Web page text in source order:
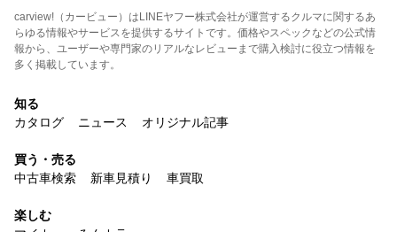
carview!（カービュー）はLINEヤフー株式会社が運営するクルマに関するあ
らゆる情報やサービスを提供するサイトです。価格やスペックなどの公式情
報から、ユーザーや専門家のリアルなレビューまで購入検討に役立つ情報を
多く掲載しています。
知る
カタログ
ニュース オリジナル記事
買う・売る
中古車検索
新車見積り 車買取
楽しむ